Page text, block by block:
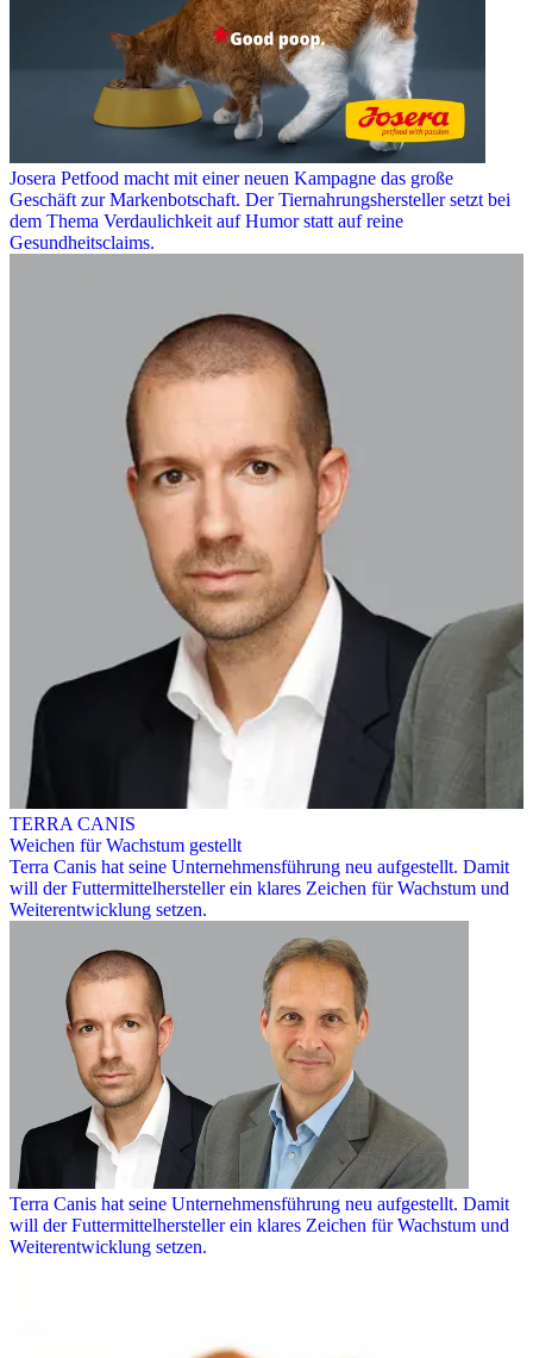
Josera Petfood macht mit einer neuen Kampagne das große
Geschäft zur Markenbotschaft. Der Tiernahrungshersteller setzt bei
dem Thema Verdaulichkeit auf Humor statt auf reine
Gesundheitsclaims.
TERRA CANIS
Weichen für Wachstum gestellt
Terra Canis hat seine Unternehmensführung neu aufgestellt. Damit
will der Futtermittelhersteller ein klares Zeichen für Wachstum und
Weiterentwicklung setzen.
Terra Canis hat seine Unternehmensführung neu aufgestellt. Damit
will der Futtermittelhersteller ein klares Zeichen für Wachstum und
Weiterentwicklung setzen.